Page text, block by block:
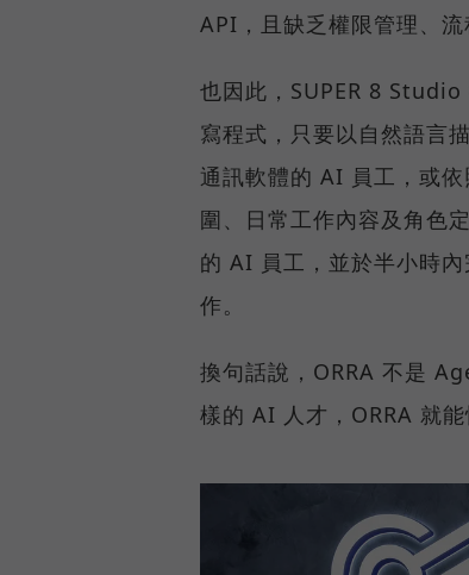
API，且缺乏權限管理、
也因此，SUPER 8
寫程式，只要以自然語言
通訊軟體的 AI 員工，或
圍、日常工作內容及角色
的 AI 員工，並於半小時
作。
換句話說，ORRA 不是
樣的 AI 人才，ORRA 就